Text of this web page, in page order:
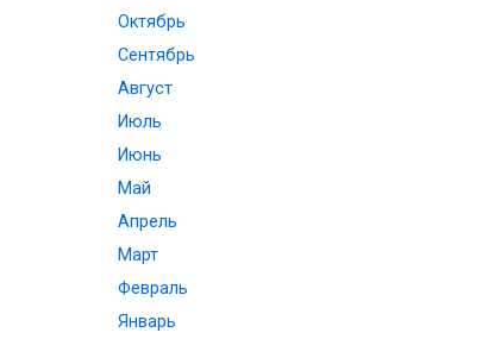
Октябрь
Сентябрь
Август
Июль
Июнь
Май
Апрель
Март
Февраль
Январь